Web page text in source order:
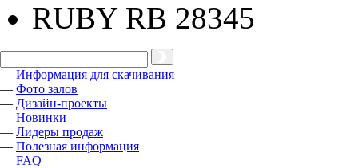
RUBY RB 28345
— Информация для скачивания
— Фото залов
— Дизайн-проекты
— Новинки
— Лидеры продаж
— Полезная информация
— FAQ